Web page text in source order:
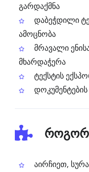
გარდაქმნა
დაბეჭდილი
ამოცნობა
მრავალი
მხარდაჭერა
ტექსტის
როგორ
აირჩიეთ,